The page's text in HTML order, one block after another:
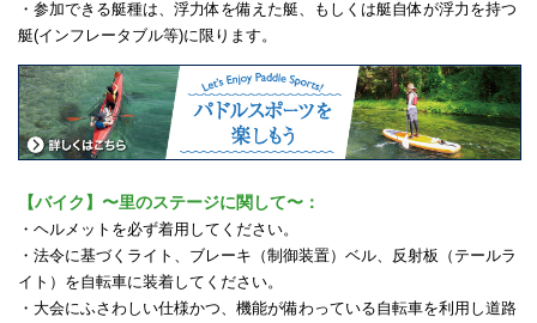
・参加できる艇種は、浮力体を備えた艇、もしくは艇自体が浮力を持つ
艇(インフレータブル等)に限ります。
【バイク】〜里のステージに関して〜：
・ヘルメットを必ず着用してください。
・法令に基づくライト、ブレーキ（制御装置）ベル、反射板（テールラ
イト）を自転車に装着してください。
・大会にふさわしい仕様かつ、機能が備わっている自転車を利用し道路